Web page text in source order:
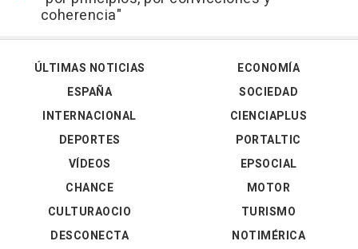
coherencia"
ÚLTIMAS NOTICIAS
ESPAÑA
INTERNACIONAL
DEPORTES
VÍDEOS
ECONOMÍA
SOCIEDAD
CIENCIAPLUS
PORTALTIC
EPSOCIAL
CHANCE
CULTURAOCIO
DESCONECTA
MOTOR
TURISMO
NOTIMÉRICA